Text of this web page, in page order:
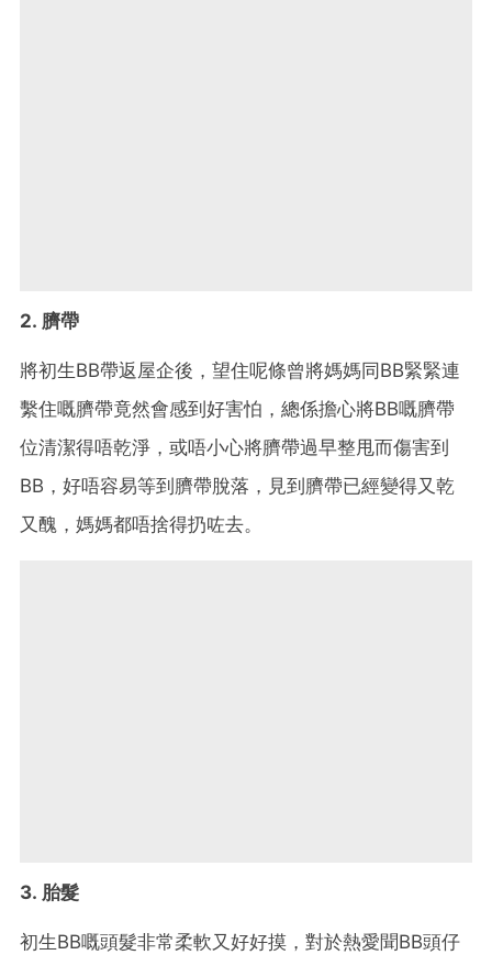
2. 臍帶
將初生BB帶返屋企後，望住呢條曾將媽媽同BB緊緊連
繫住嘅臍帶竟然會感到好害怕，總係擔心將BB嘅臍帶
位清潔得唔乾淨，或唔小心將臍帶過早整甩而傷害到
BB，好唔容易等到臍帶脫落，見到臍帶已經變得又乾
又醜，媽媽都唔捨得扔咗去。
3. 胎髮
初生BB嘅頭髮非常柔軟又好好摸，對於熱愛聞BB頭仔